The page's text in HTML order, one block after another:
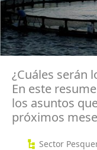
¿Cuáles serán
En este
los asuntos
próximos
Sector